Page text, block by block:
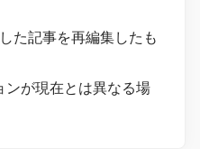
た記事を再編集したも
ンが現在とは異なる場